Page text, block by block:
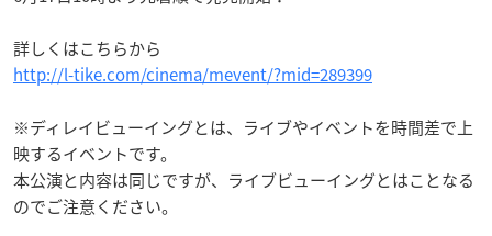
詳しくはこちらから
http://l-tike.com/cinema/mevent/?mid=289399
※ディレイビューイングとは、ライブやイベントを時間差で上
映するイベントです。
本公演と内容は同じですが、ライブビューイングとはことなる
のでご注意ください。